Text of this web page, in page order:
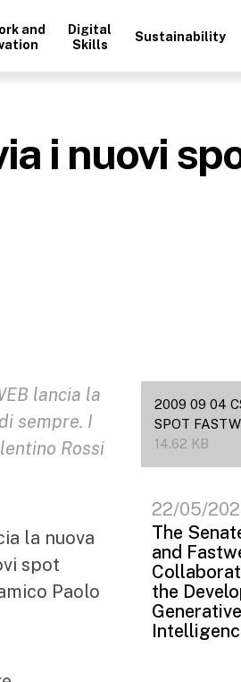
and
Digital
Skills
Sustainability
i nuovi
lancia la
sempre. I
Rossi
la nuova
spot
Paolo
2009 09 04
SPOT
14.62 KB
22/05/
The
and
the